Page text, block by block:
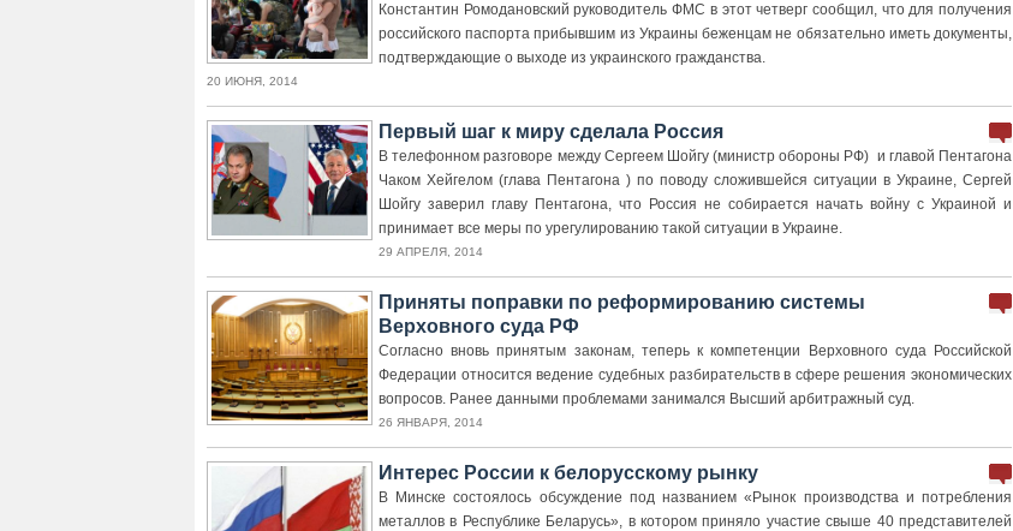
Константин Ромодановский руководитель ФМС в этот четверг сообщил, что для получения
российского паспорта прибывшим из Украины беженцам не обязательно иметь документы,
подтверждающие о выходе из украинского гражданства.
20 ИЮНЯ, 2014
Первый шаг к миру сделала Россия
В телефонном разговоре между Сергеем Шойгу (министр обороны РФ) и главой Пентагона
Чаком Хейгелом (глава Пентагона ) по поводу сложившейся ситуации в Украине, Сергей
Шойгу заверил главу Пентагона, что Россия не собирается начать войну с Украиной и
принимает все меры по урегулированию такой ситуации в Украине.
29 АПРЕЛЯ, 2014
Приняты поправки по реформированию системы
Верховного суда РФ
Согласно вновь принятым законам, теперь к компетенции Верховного суда Российской
Федерации относится ведение судебных разбирательств в сфере решения экономических
вопросов. Ранее данными проблемами занимался Высший арбитражный суд.
26 ЯНВАРЯ, 2014
Интерес России к белорусскому рынку
В Минске состоялось обсуждение под названием «Рынок производства и потребления
металлов в Республике Беларусь», в котором приняло участие свыше 40 представителей